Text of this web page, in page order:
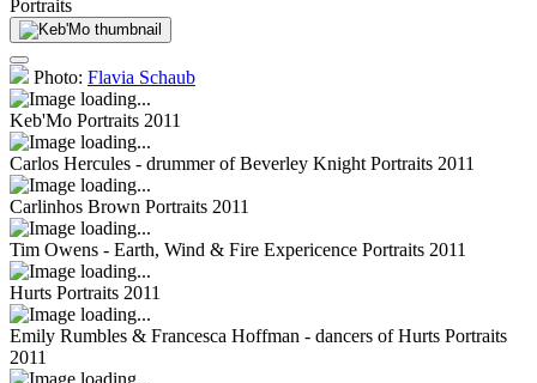
Portraits
Photo: Flavia Schaub
Keb'Mo Portraits 2011
Carlos Hercules - drummer of Beverley Knight Portraits 2011
Carlinhos Brown Portraits 2011
Tim Owens - Earth, Wind & Fire Expericence Portraits 2011
Hurts Portraits 2011
Emily Rumbles & Francesca Hoffman - dancers of Hurts Portraits
2011